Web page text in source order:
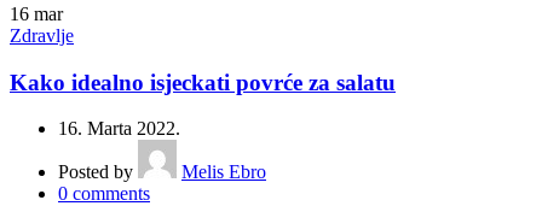
16 mar
Zdravlje
Kako idealno isjeckati povrće za salatu
16. Marta 2022.
Posted by
Melis Ebro
0 comments